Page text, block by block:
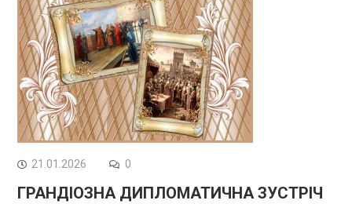
21.01.2026 0
ГРАНДІОЗНА ДИПЛОМАТИЧНА ЗУСТРІЧ